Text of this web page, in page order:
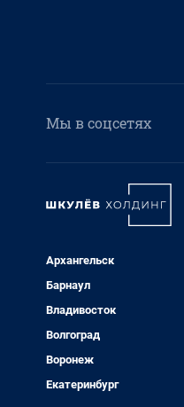
Мы в соцсетях
Архангельск
Барнаул
Владивосток
Волгоград
Воронеж
Екатеринбург